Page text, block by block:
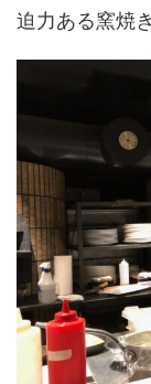
迫力ある窯焼